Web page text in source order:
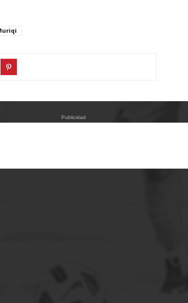
Publicidad